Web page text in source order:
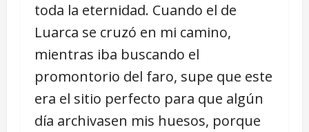
toda la eternidad. Cuando el de
Luarca se cruzó en mi camino,
mientras iba buscando el
promontorio del faro, supe que este
era el sitio perfecto para que algún
día archivasen mis huesos, porque